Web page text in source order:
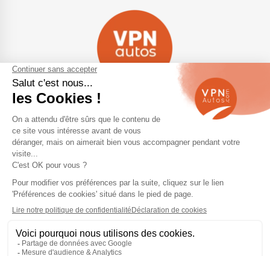
Navigation
Qui sommes-nous ?
Contactez-nous
VPN Autos Pro - Notre site de
voitures d'occasion pour
professionnels & marchands
Plan du site
Mentions légales
Rejoindre le réseau VPN Autos
Blog
Me connecter
Suivez-nous